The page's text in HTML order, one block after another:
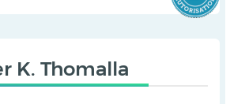
K. Thomalla